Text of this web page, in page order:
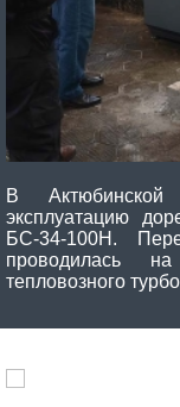
В
эксплуатацию
БС-34-100Н.
проводилась
тепловозного